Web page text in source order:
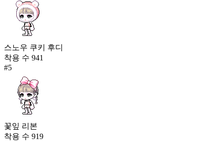
스노우 쿠키 후디
착용 수 941
#5
꽃잎 리본
착용 수 919